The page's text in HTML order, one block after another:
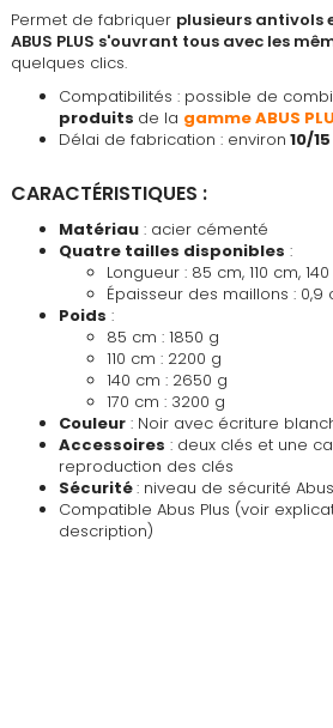
Permet de fabriquer plusieurs antivols
ABUS PLUS s'ouvrant tous avec les
quelques clics.
Compatibilités : possible de
produits de la gamme ABUS
Délai de fabrication : environ 10/
CARACTÉRISTIQUES :
Matériau : acier cémenté
Quatre tailles disponibles :
Longueur : 85 cm, 110 cm,
Épaisseur des maillons : 0,9
Poids :
85 cm : 1850 g
110 cm : 2200 g
140 cm : 2650 g
170 cm : 3200 g
Couleur : Noir avec écriture
Accessoires : deux clés et une
reproduction des clés
Sécurité: niveau de sécurité
Compatible Abus Plus (voir
description)